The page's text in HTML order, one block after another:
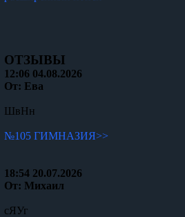
ОТЗЫВЫ
12:06 04.08.2026
От: Ева
ШвНн
№105 ГИМНАЗИЯ>>
18:54 20.07.2026
От: Михаил
сЯУг